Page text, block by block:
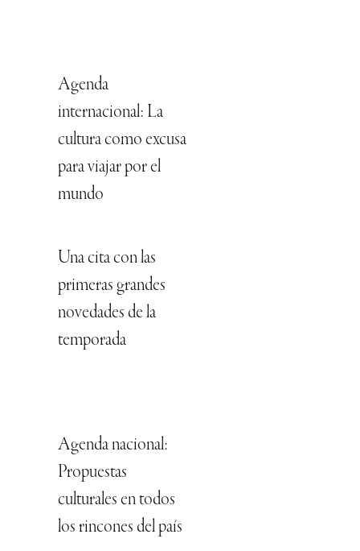
Agenda
internacional: La
cultura como excusa
para viajar por el
mundo
Una cita con las
primeras grandes
novedades de la
temporada
Agenda nacional:
Propuestas
culturales en todos
los rincones del país